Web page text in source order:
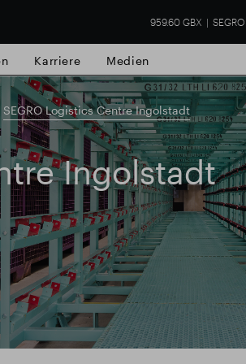
959.60 GBX
Finanzielle Ergebnisse
Karriere Medien
SEGRO Logistics Centre Ingolstadt
Ingolstadt